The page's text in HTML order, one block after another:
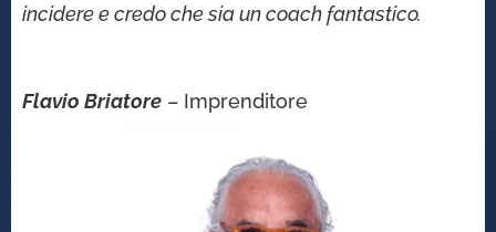
incidere e credo che sia un coach fantastico.
Flavio Briatore – Imprenditore